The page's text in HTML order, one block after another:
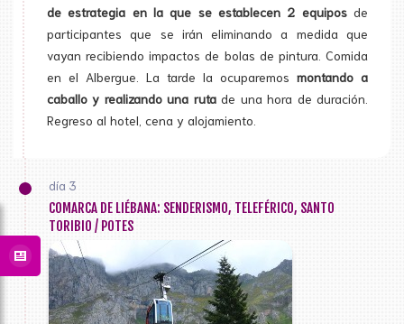
de estrategia en la que se establecen 2 equiposde
participantes que se irán eliminando a medida que
vayan recibiendo impactos de bolas de pintura. Comida
en el Albergue. La tarde la ocuparemos montando a
caballo y realizando una rutade una hora de duración.
Regreso al hotel, cena y alojamiento.
día 3
COMARCA DE LIÉBANA: SENDERISMO, TELEFÉRICO, SANTO
TORIBIO / POTES